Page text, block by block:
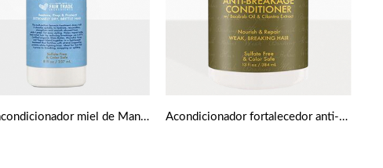
Spray acondicionador miel de Manuka y yogur Hidratar + reparación Multi-acción Leave-In 8 fl oz Acondicionador fortalecedor anti-roturas de Yuca y Plátano de Shea moisture